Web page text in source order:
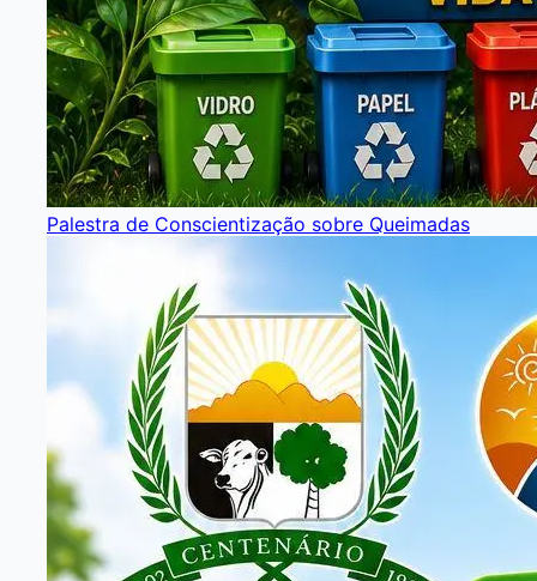
Palestra de Conscientização sobre Queimadas